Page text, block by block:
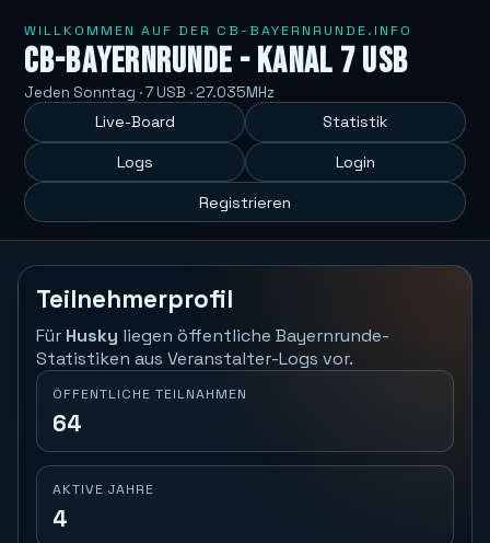
WILLKOMMEN AUF DER CB-BAYERNRUNDE.INFO
CB-Bayernrunde - Kanal 7 USB
Jeden Sonntag · 7 USB · 27.035MHz
Live-Board Statistik
Logs Login
Registrieren
Teilnehmerprofil
Für Husky liegen öffentliche Bayernrunde-
Statistiken aus Veranstalter-Logs vor.
ÖFFENTLICHE TEILNAHMEN
64
AKTIVE JAHRE
4